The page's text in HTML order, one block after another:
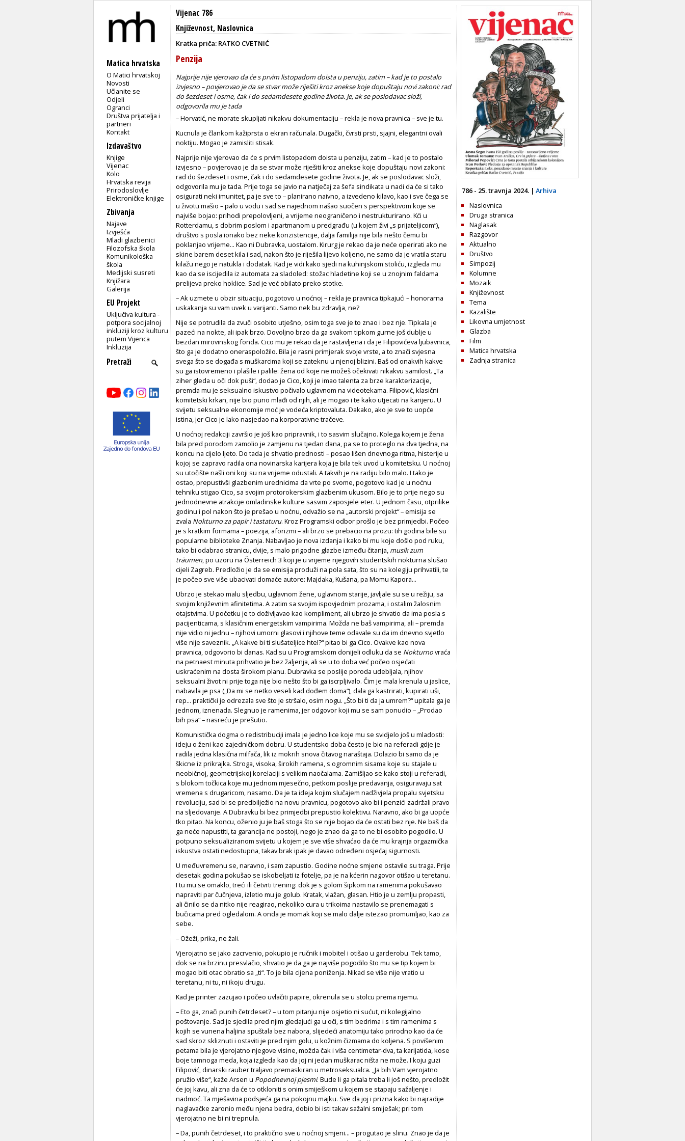
Matica hrvatska
O Matici hrvatskoj
Novosti
Učlanite se
Odjeli
Ogranci
Društva prijatelja i
partneri
Kontakt
Izdavaštvo
Knjige
Vijenac
Kolo
Hrvatska revija
Prirodoslovlje
Elektroničke knjige
Zbivanja
Najave
Izvješća
Mladi glazbenici
Filozofska škola
Komunikološka
škola
Medijski susreti
Knjižara
Galerija
EU Projekt
Uključiva kultura -
potpora socijalnoj
inkluziji kroz kulturu
putem Vijenca
Inkluzija
Vijenac 786
Književnost, Naslovnica
Kratka priča: RATKO CVETNIĆ
Penzija
Najprije nije vjerovao da će s prvim listopadom doista u penziju, zatim – kad je to postalo
izvjesno – povjerovao je da se stvar može riješiti kroz anekse koje dopuštaju novi zakoni: rad
do šezdeset i osme, čak i do sedamdesete godine života. Je, ak se poslodavac složi,
odgovorila mu je tada
– Horvatić, ne morate skupljati nikakvu dokumentaciju – rekla je nova pravnica – sve je tu.
Kucnula je člankom kažiprsta o ekran računala. Dugački, čvrsti prsti, sjajni, elegantni ovali
noktiju. Mogao je zamisliti stisak.
Najprije nije vjerovao da će s prvim listopadom doista u penziju, zatim – kad je to postalo
izvjesno – povjerovao je da se stvar može riješiti kroz anekse koje dopuštaju novi zakoni:
rad do šezdeset i osme, čak i do sedamdesete godine života. Je, ak se poslodavac složi,
odgovorila mu je tada. Prije toga se javio na natječaj za šefa sindikata u nadi da će si tako
osigurati neki imunitet, pa je sve to – planirano naivno, a izvedeno kilavo, kao i sve čega se
u životu mašio – palo u vodu i sad se najednom našao suočen s perspektivom koje se
najviše bojao: prihodi prepolovljeni, a vrijeme neograničeno i nestrukturirano. Kći u
Rotterdamu, s dobrim poslom i apartmanom u predgrađu (u kojem živi „s prijateljicom“),
društvo s posla ionako bez neke konzistencije, dalja familija nije bila nešto čemu bi
poklanjao vrijeme... Kao ni Dubravka, uostalom. Kirurg je rekao da je neće operirati ako ne
skine barem deset kila i sad, nakon što je riješila lijevo koljeno, ne samo da je vratila staru
kilažu nego je natukla i dodatak. Kad je vidi kako sjedi na kuhinjskom stoliću, izgleda mu
kao da se iscijedila iz automata za sladoled: stožac hladetine koji se u znojnim faldama
prelijeva preko hoklice. Sad je već obilato preko stotke.
– Ak uzmete u obzir situaciju, pogotovo u noćnoj – rekla je pravnica tipkajući – honorarna
uskakanja su vam uvek u varijanti. Samo nek bu zdravlja, ne?
Nije se potrudila da zvuči osobito utješno, osim toga sve je to znao i bez nje. Tipkala je
pazeći na nokte, ali ipak brzo. Dovoljno brzo da ga svakom tipkom gurne još dublje u
bezdan mirovinskog fonda. Cico mu je rekao da je rastavljena i da je Filipovićeva ljubavnica,
što ga je dodatno oneraspoložilo. Bila je rasni primjerak svoje vrste, a to znači svjesna
svega što se događa s muškarcima koji se zateknu u njenoj blizini. Baš od onakvih kakve
su ga istovremeno i plašile i palile: žena od koje ne možeš očekivati nikakvu samilost. „Ta
ziher gleda u oči dok puši“, dodao je Cico, koji je imao talenta za brze karakterizacije,
premda mu je seksualno iskustvo počivalo uglavnom na videotekama. Filipović, klasični
komitetski krkan, nije bio puno mlađi od njih, ali je mogao i te kako utjecati na karijeru. U
svijetu seksualne ekonomije moć je vodeća kriptovaluta. Dakako, ako je sve to uopće
istina, jer Cico je lako nasjedao na korporativne tračeve.
U noćnoj redakciji završio je još kao pripravnik, i to sasvim slučajno. Kolega kojem je žena
bila pred porodom zamolio je zamjenu na tjedan dana, pa se to proteglo na dva tjedna, na
koncu na cijelo ljeto. Do tada je shvatio prednosti – posao lišen dnevnoga ritma, histerije u
kojoj se zapravo radila ona novinarska karijera koja je bila tek uvod u komitetsku. U noćnoj
su utočište našli oni koji su na vrijeme odustali. A takvih je na radiju bilo malo. I tako je
ostao, prepustivši glazbenim urednicima da vrte po svome, pogotovo kad je u noćnu
tehniku stigao Cico, sa svojim protorokerskim glazbenim ukusom. Bilo je to prije nego su
jednodnevne atrakcije omladinske kulture sasvim zaposjele eter. U jednom času, otprilike
godinu i pol nakon što je prešao u noćnu, odvažio se na „autorski projekt“ – emisija se
zvala Nokturno za papir i tastaturu. Kroz Programski odbor prošlo je bez primjedbi. Počeo
je s kratkim formama – poezija, aforizmi – ali brzo se prebacio na prozu: tih godina bile su
popularne biblioteke Znanja. Nabavljao je nova izdanja i kako bi mu koje došlo pod ruku,
tako bi odabrao stranicu, dvije, s malo prigodne glazbe između čitanja, musik zum
träumen , po uzoru na Österreich 3 koji je u vrijeme njegovih studentskih nokturna slušao
cijeli Zagreb. Predložio je da se emisija produži na pola sata, što su na kolegiju prihvatili, te
je počeo sve više ubacivati domaće autore: Majdaka, Kušana, pa Momu Kapora...
Ubrzo je stekao malu sljedbu, uglavnom žene, uglavnom starije, javljale su se u režiju, sa
svojim književnim afinitetima. A zatim sa svojim ispovjednim prozama, i ostalim žalosnim
otajstvima. U početku je to doživljavao kao kompliment, ali ubrzo je shvatio da ima posla s
pacijenticama, s klasičnim energetskim vampirima. Možda ne baš vampirima, ali – premda
nije vidio ni jednu – njihovi umorni glasovi i njihove teme odavale su da im dnevno svjetlo
više nije saveznik. „A kakve bi ti slušateljice htel?“ pitao bi ga Cico. Ovakve kao nova
pravnica, odgovorio bi danas. Kad su u Programskom donijeli odluku da se Nokturnovraća
na petnaest minuta prihvatio je bez žaljenja, ali se u to doba već počeo osjećati
uskraćenim na dosta širokom planu. Dubravka se poslije poroda udebljala, njihov
seksualni život ni prije toga nije bio nešto što bi ga iscrpljivalo. Čim je mala krenula u jaslice,
nabavila je psa („Da mi se netko veseli kad dođem doma“), dala ga kastrirati, kupirati uši,
rep... praktički je odrezala sve što je stršalo, osim nogu. „Što bi ti da ja umrem?“ upitala ga je
jednom, iznenada. Slegnuo je ramenima, jer odgovor koji mu se sam ponudio – „Prodao
bih psa“ – nasreću je prešutio.
Komunistička dogma o redistribuciji imala je jedno lice koje mu se svidjelo još u mladosti:
ideju o ženi kao zajedničkom dobru. U studentsko doba često je bio na referadi gdje je
radila jedna klasična milfača, lik iz mokrih snova čitavog naraštaja. Dolazio bi samo da je
škicne iz prikrajka. Stroga, visoka, širokih ramena, s ogromnim sisama koje su stajale u
neobičnoj, geometrijskoj korelaciji s velikim naočalama. Zamišljao se kako stoji u referadi,
s blokom točkica koje mu jednom mjesečno, petkom poslije predavanja, osiguravaju sat
vremena s drugaricom, nasamo. Da je ta ideja kojim slučajem nadživjela propalu svjetsku
revoluciju, sad bi se predbilježio na novu pravnicu, pogotovo ako bi i penzići zadržali pravo
na sljedovanje. A Dubravku bi bez primjedbi prepustio kolektivu. Naravno, ako bi ga uopće
tko pitao. Na koncu, oženio ju je baš stoga što se nije bojao da će ostati bez nje. Ne baš da
ga neće napustiti, ta garancija ne postoji, nego je znao da ga to ne bi osobito pogodilo. U
potpuno seksualiziranom svijetu u kojem je sve više shvaćao da će mu krajnja orgazmička
iskustva ostati nedostupna, takav brak ipak je davao određeni osjećaj sigurnosti.
U međuvremenu se, naravno, i sam zapustio. Godine noćne smjene ostavile su traga. Prije
desetak godina pokušao se iskobeljati iz fotelje, pa je na kćerin nagovor otišao u teretanu.
I tu mu se omaklo, treći ili četvrti trening: dok je s golom šipkom na ramenima pokušavao
napraviti par čučnjeva, izletio mu je golub. Kratak, vlažan, glasan. Htio je u zemlju propasti,
ali činilo se da nitko nije reagirao, nekoliko cura u trikoima nastavilo se prenemagati s
bučicama pred ogledalom. A onda je momak koji se malo dalje istezao promumljao, kao za
sebe.
– Ožeži, prika, ne žali.
Vjerojatno se jako zacrvenio, pokupio je ručnik i mobitel i otišao u garderobu. Tek tamo,
dok se na brzinu presvlačio, shvatio je da ga je najviše pogodilo što mu se tip kojem bi
mogao biti otac obratio sa „ti“. To je bila cijena poniženja. Nikad se više nije vratio u
teretanu, ni tu, ni ikoju drugu.
Kad je printer zazujao i počeo uvlačiti papire, okrenula se u stolcu prema njemu.
– Eto ga, znači punih četrdeset? – u tom pitanju nije osjetio ni sućut, ni kolegijalno
poštovanje. Sad je sjedila pred njim gledajući ga u oči, s tim bedrima i s tim ramenima s
kojih se vunena haljina spuštala bez nabora, slijedeći anatomiju tako prirodno kao da će
sad skroz skliznuti i ostaviti je pred njim golu, u kožnim čizmama do koljena. S povišenim
petama bila je vjerojatno njegove visine, možda čak i viša centimetar-dva, ta karijatida, kose
boje tamnoga meda, koja izgleda kao da joj ni jedan muškarac ništa ne može. I koju guzi
Filipović, dinarski rauber traljavo premaskiran u metroseksualca. „Ja bih Vam vjerojatno
pružio više“, kaže Arsen u Popodnevnoj pjesmi. Bude li ga pitala treba li još nešto, predložit
će joj kavu, ali zna da će to otkloniti s onim smiješkom u kojem se stapaju sažaljenje i
nadmoć. Ta mješavina podsjeća ga na pokojnu majku. Sve da joj i prizna kako bi najradije
naglavačke zaronio među njena bedra, dobio bi isti takav sažalni smiješak; pri tom
vjerojatno ne bi ni trepnula.
– Da, punih četrdeset, i to praktično sve u noćnoj smjeni... – progutao je slinu. Znao je da je
786 - 25. travnja 2024. | Arhiva
Naslovnica
Druga stranica
Naglasak
Razgovor
Aktualno
Društvo
Simpozij
Kolumne
Mozaik
Književnost
Tema
Kazalište
Likovna umjetnost
Glazba
Film
Matica hrvatska
Zadnja stranica